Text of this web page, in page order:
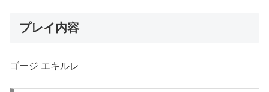
プレイ内容
ゴージ エキルレ